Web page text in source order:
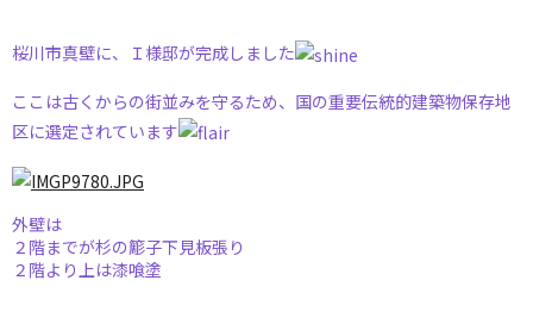
桜川市真壁に、Ｉ様邸が完成しました
ここは古くからの街並みを守るため、国の重要伝統的建築物保存地
区に選定されています
外壁は
２階までが杉の簓子下見板張り
２階より上は漆喰塗